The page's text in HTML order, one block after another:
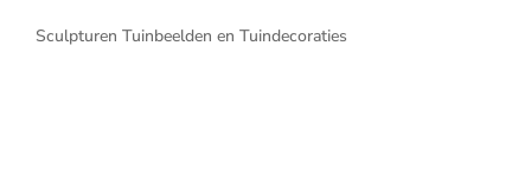
Sculpturen Tuinbeelden en Tuindecoraties